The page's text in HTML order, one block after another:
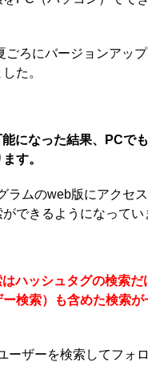
ごろにバージョンアッ
た。
になった結果、PCで
す。
ラムのweb版にアクセ
できるようになってい
ハッシュタグの検索だ
検索）も含めた検索が
ーザーを検索してフォ